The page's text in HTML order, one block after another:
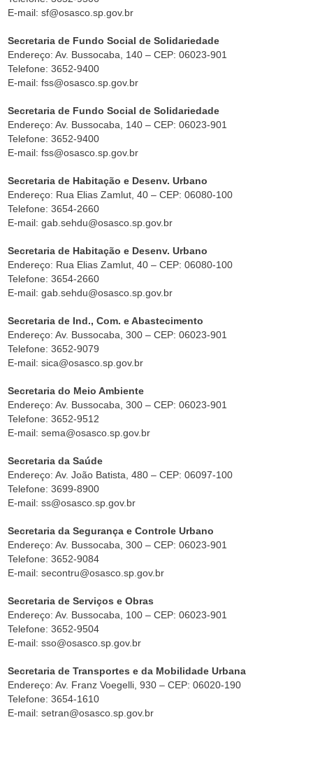
E-mail: sf@osasco.sp.gov.br
Secretaria de Fundo Social de Solidariedade
Endereço: Av. Bussocaba, 140 – CEP: 06023-901
Telefone: 3652-9400
E-mail: fss@osasco.sp.gov.br
Secretaria de Fundo Social de Solidariedade
Endereço: Av. Bussocaba, 140 – CEP: 06023-901
Telefone: 3652-9400
E-mail: fss@osasco.sp.gov.br
Secretaria de Habitação e Desenv. Urbano
Endereço: Rua Elias Zamlut, 40 – CEP: 06080-100
Telefone: 3654-2660
E-mail: gab.sehdu@osasco.sp.gov.br
Secretaria de Habitação e Desenv. Urbano
Endereço: Rua Elias Zamlut, 40 – CEP: 06080-100
Telefone: 3654-2660
E-mail: gab.sehdu@osasco.sp.gov.br
Secretaria de Ind., Com. e Abastecimento
Endereço: Av. Bussocaba, 300 – CEP: 06023-901
Telefone: 3652-9079
E-mail: sica@osasco.sp.gov.br
Secretaria do Meio Ambiente
Endereço: Av. Bussocaba, 300 – CEP: 06023-901
Telefone: 3652-9512
E-mail: sema@osasco.sp.gov.br
Secretaria da Saúde
Endereço: Av. João Batista, 480 – CEP: 06097-100
Telefone: 3699-8900
E-mail: ss@osasco.sp.gov.br
Secretaria da Segurança e Controle Urbano
Endereço: Av. Bussocaba, 300 – CEP: 06023-901
Telefone: 3652-9084
E-mail: secontru@osasco.sp.gov.br
Secretaria de Serviços e Obras
Endereço: Av. Bussocaba, 100 – CEP: 06023-901
Telefone: 3652-9504
E-mail: sso@osasco.sp.gov.br
Secretaria de Transportes e da Mobilidade Urbana
Endereço: Av. Franz Voegelli, 930 – CEP: 06020-190
Telefone: 3654-1610
E-mail: setran@osasco.sp.gov.br